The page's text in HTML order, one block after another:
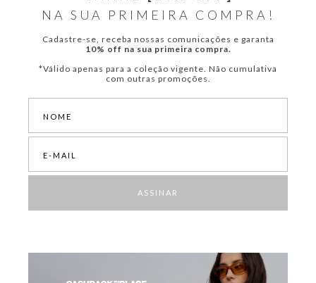
NA SUA PRIMEIRA COMPRA!
Cadastre-se, receba nossas comunicações e garanta
10% off na sua primeira compra.
*Válido apenas para a coleção vigente. Não cumulativa
com outras promoções.
ASSINAR